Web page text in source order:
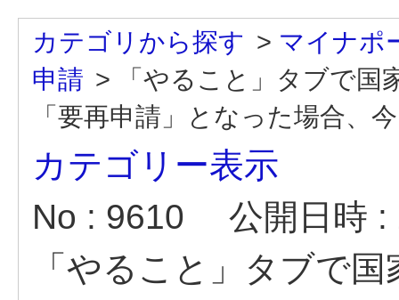
カテゴリから探す > マイナポ
申請 >
「やること」タブで
「要再申請」となった場合、
カテゴリー表示
No : 9610
公開日時
「やること」タブで